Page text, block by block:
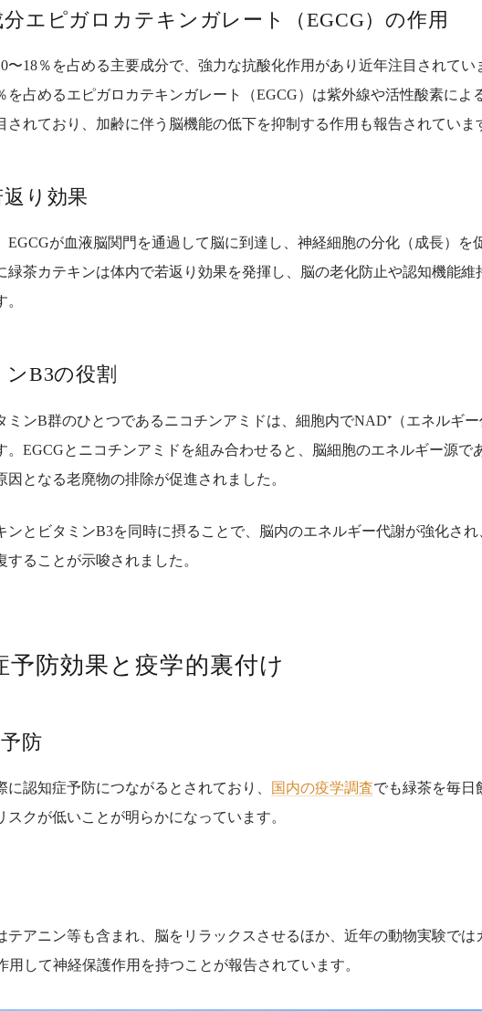
エピガロカテキンガレート（EGCG）の作用
〜18％を占める主要成分で、強力な抗酸化作用があり近年注目されてい
を占めるエピガロカテキンガレート（EGCG）は紫外線や活性酸素によ
されており、加齢に伴う脳機能の低下を抑制する作用も報告されていま
り効果
EGCGが血液脳関門を通過して脳に到達し、神経細胞の分化（成長）を
緑茶カテキンは体内で若返り効果を発揮し、脳の老化防止や認知機能維
B3の役割
ミンB群のひとつであるニコチンアミドは、細胞内でNAD⁺（エネルギ
EGCGとニコチンアミドを組み合わせると、脳細胞のエネルギー源で
因となる老廃物の排除が促進されました。
ンとビタミンB3を同時に摂ることで、脳内のエネルギー代謝が強化さ
することが示唆されました。
予防効果と疫学的裏付け
防
認知症予防につながるとされており、 国内の疫学調査でも緑茶を毎日
クが低いことが明らかになっています。
テアニン等も含まれ、脳をリラックスさせるほか、近年の動物実験では
用して神経保護作用を持つことが報告されています。